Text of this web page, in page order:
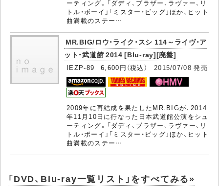
ーティング。「ダディ、ブラザー、ラヴァー、リ
トル・ボーイ」「ミスター・ビッグ」ほか、ヒット
曲満載のステー…
MR.BIG/ロウ・ライク・スシ 114～ライヴ・ア
ット・武道館 2014 [Blu-ray][廃盤]
IEZP-89 6,600円（税込） 2015/07/08 発売
2009年に再結成を果たしたMR.BIGが、2014
年11月10日に行なった日本武道館公演をシュ
ーティング。「ダディ、ブラザー、ラヴァー、リ
トル・ボーイ」「ミスター・ビッグ」ほか、ヒット
曲満載のステー…
「DVD、Blu-ray一覧リスト」をすべてみる»